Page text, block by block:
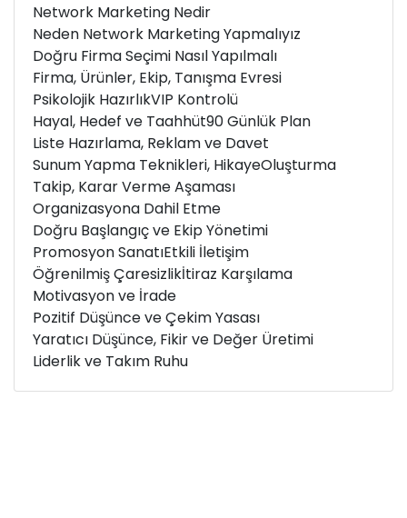
Network Marketing Nedir
Neden Network Marketing Yapmalıyız
Doğru Firma Seçimi Nasıl Yapılmalı
Firma, Ürünler, Ekip, Tanışma Evresi
Psikolojik HazırlıkVIP Kontrolü
Hayal, Hedef ve Taahhüt90 Günlük Plan
Liste Hazırlama, Reklam ve Davet
Sunum Yapma Teknikleri, HikayeOluşturma
Takip, Karar Verme Aşaması
Organizasyona Dahil Etme
Doğru Başlangıç ve Ekip Yönetimi
Promosyon SanatıEtkili İletişim
Öğrenilmiş Çaresizlikİtiraz Karşılama
Motivasyon ve İrade
Pozitif Düşünce ve Çekim Yasası
Yaratıcı Düşünce, Fikir ve Değer Üretimi
Liderlik ve Takım Ruhu